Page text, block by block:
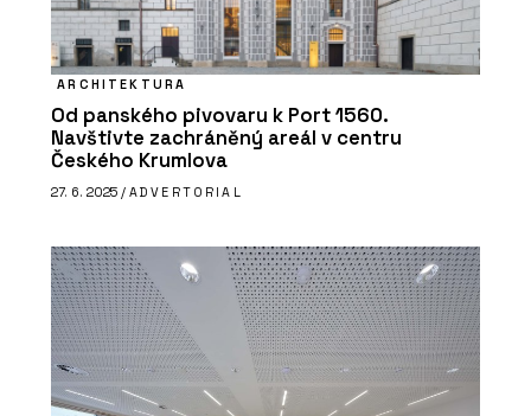
ARCHITEKTURA
Od panského pivovaru k Port 1560.
Navštivte zachráněný areál v centru
Českého Krumlova
27. 6. 2025 / ADVERTORIAL